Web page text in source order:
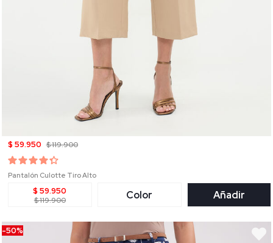
$ 59.950 $ 119.900
Pantalón Culotte Tiro Alto
$ 59.950
$ 119.900 Color Añadir
-50%